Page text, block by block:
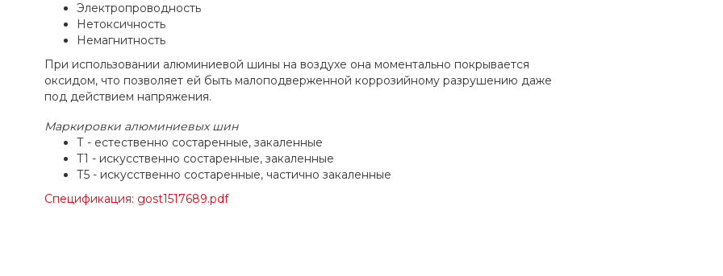
Электропроводность
Нетоксичность
Немагнитность
При использовании алюминиевой шины на воздухе она моментально покрывается
оксидом, что позволяет ей быть малоподверженной коррозийному разрушению даже
под действием напряжения.
Маркировки алюминиевых шин
Т - естественно состаренные, закаленные
Т1 - искусственно состаренные, закаленные
Т5 - искусственно состаренные, частично закаленные
Спецификация: gost1517689.pdf